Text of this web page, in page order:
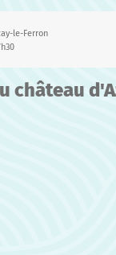
le-Ferron
château